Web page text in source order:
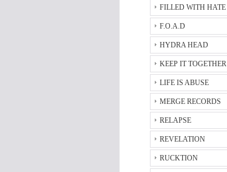
FILLED WITH HATE
F.O.A.D
HYDRA HEAD
KEEP IT TOGETHER
LIFE IS ABUSE
MERGE RECORDS
RELAPSE
REVELATION
RUCKTION